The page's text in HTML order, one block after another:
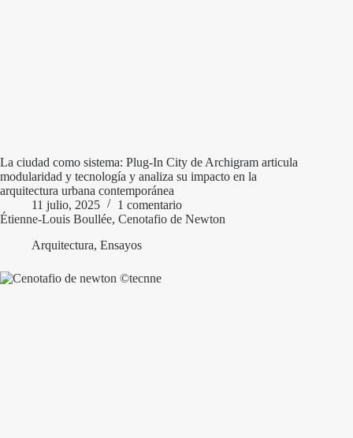
La ciudad como sistema: Plug-In City de Archigram articula
modularidad y tecnología y analiza su impacto en la
arquitectura urbana contemporánea
11 julio, 2025
1 comentario
Étienne-Louis Boullée, Cenotafio de Newton
Arquitectura, Ensayos